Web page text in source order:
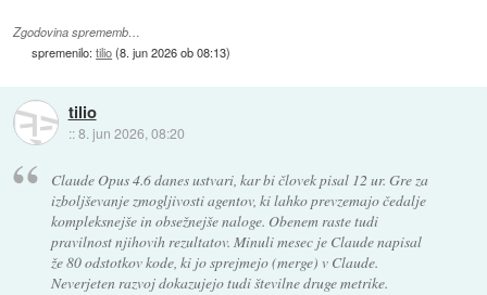
Zgodovina sprememb…
spremenilo:tilio(8. jun 2026 ob 08:13)
tilio
::8. jun 2026, 08:20
Claude Opus 4.6 danes ustvari, kar bi človek pisal 12 ur. Gre za
izboljševanje zmogljivosti agentov, ki lahko prevzemajo čedalje
kompleksnejše in obsežnejše naloge. Obenem raste tudi
pravilnost njihovih rezultatov. Minuli mesec je Claude napisal
že 80 odstotkov kode, ki jo sprejmejo (merge) v Claude.
Neverjeten razvoj dokazujejo tudi številne druge metrike.